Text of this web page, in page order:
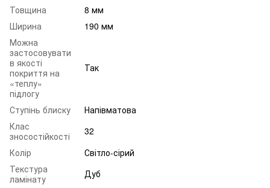
Товщина
8 мм
Ширина
190 мм
Можна
застосовувати
в якості
покриття на
«теплу»
підлогу
Так
Ступінь блиску
Напівматова
Клас
зносостійкості
32
Колір
Світло-сірий
Текстура
ламінату
Дуб